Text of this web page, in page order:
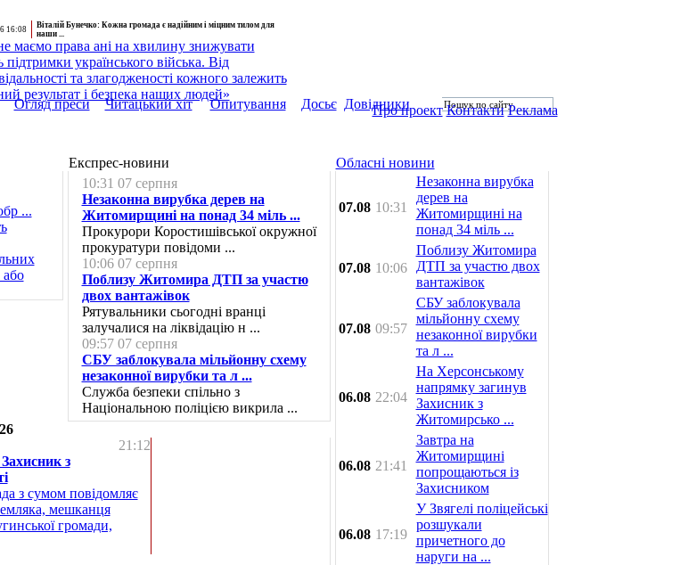
16:08
Віталій Бунечко: Кожна громада є надійним і міцним тилом для
наши ...
маємо права ані на хвилину знижувати
підтримки українського війська. Від
та злагодженості кожного залежить
результат і безпека наших людей»
Про проект Контакти Реклама
Огляд преси Читацький хіт Опитування Досьє Довідники
...
Експрес-новини
10:31 07 серпня
Незаконна вирубка дерев на
Житомирщині на понад 34 міль ...
Прокурори Коростишівської окружної
прокуратури повідоми ...
10:06 07 серпня
Поблизу Житомира ДТП за участю
двох вантажівок
Рятувальники сьогодні вранці
залучалися на ліквідацію н ...
09:57 07 серпня
СБУ заблокувала мільйонну схему
незаконної вирубки та л ...
Служба безпеки спільно з
Національною поліцією викрила ...
21:12
з
з сумом повідомляє
мешканця
громади,
Обласні новини
07.08 10:31
Незаконна вирубка
дерев на
Житомирщині на
понад 34 міль ...
07.08 10:06
Поблизу Житомира
ДТП за участю двох
вантажівок
07.08 09:57
СБУ заблокувала
мільйонну схему
незаконної вирубки
та л ...
06.08 22:04
На Херсонському
напрямку загинув
Захисник з
Житомирсько ...
06.08 21:41
Завтра на
Житомирщині
попрощаються із
Захисником
06.08 17:19
У Звягелі поліцейські
розшукали
причетного до
наруги на ...